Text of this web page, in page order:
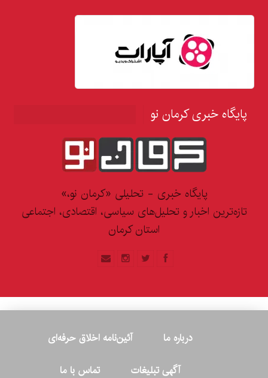
پایگاه خبری کرمان نو
پایگاه خبری - تحلیلی «کرمان نو،»
تازه‌ترین اخبار و تحلیل‌های سیاسی، اقتصادی، اجتماعی
استان کرمان
درباره ما
آئین‌نامه اخلاق حرفه‌ای
آگهی تبلیغات
تماس با ما